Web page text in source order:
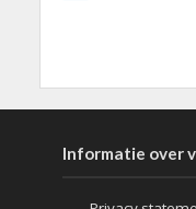
Informatie over